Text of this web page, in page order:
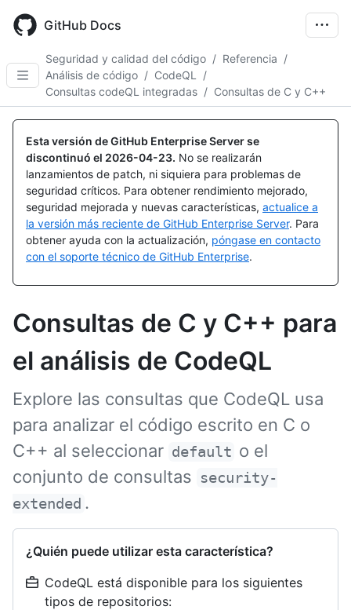
main
GitHub Docs
Seguridad y calidad del código / Referencia /
Análisis de código / CodeQL
/
Consultas codeQL integradas / Consultas de C y C++
Esta versión de GitHub Enterprise Server se
discontinuó el 2026-04-23. No se realizarán
lanzamientos de patch, ni siquiera para problemas de
seguridad críticos. Para obtener rendimiento mejorado,
seguridad mejorada y nuevas características, actualice a
la versión más reciente de GitHub Enterprise Server. Para
obtener ayuda con la actualización, póngase en contacto
con el soporte técnico de GitHub Enterprise.
Consultas de C y C++ para
el análisis de CodeQL
Explore las consultas que CodeQL usa
para analizar el código escrito en C o
C++ al seleccionar default o el
conjunto de consultas
security-
extended .
¿Quién puede utilizar esta característica?
CodeQL está disponible para los siguientes
tipos de repositorios: